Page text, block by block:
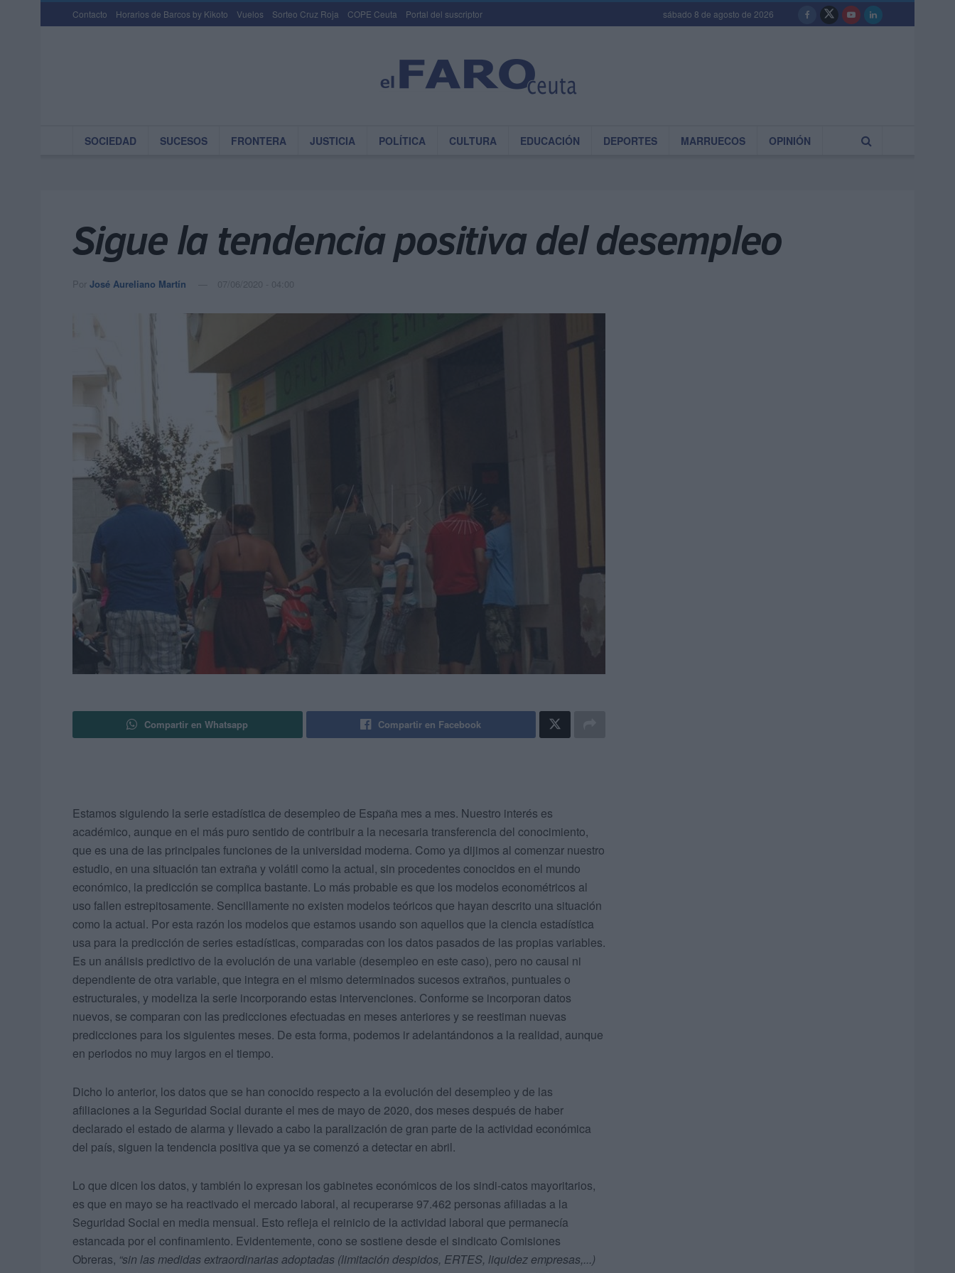
Contacto Horarios de Barcos by Kikoto Vuelos Sorteo Cruz Roja COPE Ceuta Portal del suscriptor sábado 8 de agosto de 2026
SOCIEDAD SUCESOS FRONTERA JUSTICIA POLÍTICA CULTURA EDUCACIÓN DEPORTES MARRUECOS OPINIÓN
Sigue la tendencia positiva del desempleo
Por José Aureliano Martín 07/06/2020 - 04:00
Compartir en Whatsapp Compartir en Facebook
Estamos siguiendo la serie estadística de desempleo de España mes a mes. Nuestro interés es
académico, aunque en el más puro sentido de contribuir a la necesaria transferencia del conocimiento,
que es una de las principales funciones de la universidad moderna. Como ya dijimos al comenzar nuestro
estudio, en una situación tan extraña y volátil como la actual, sin procedentes conocidos en el mundo
económico, la predicción se complica bastante. Lo más probable es que los modelos econométricos al
uso fallen estrepitosamente. Sencillamente no existen modelos teóricos que hayan descrito una situación
como la actual. Por esta razón los modelos que estamos usando son aquellos que la ciencia estadística
usa para la predicción de series estadísticas, comparadas con los datos pasados de las propias variables.
Es un análisis predictivo de la evolución de una variable (desempleo en este caso), pero no causal ni
dependiente de otra variable, que integra en el mismo determinados sucesos extraños, puntuales o
estructurales, y modeliza la serie incorporando estas intervenciones. Conforme se incorporan datos
nuevos, se comparan con las predicciones efectuadas en meses anteriores y se reestiman nuevas
predicciones para los siguientes meses. De esta forma, podemos ir adelantándonos a la realidad, aunque
en periodos no muy largos en el tiempo.
Dicho lo anterior, los datos que se han conocido respecto a la evolución del desempleo y de las
afiliaciones a la Seguridad Social durante el mes de mayo de 2020, dos meses después de haber
declarado el estado de alarma y llevado a cabo la paralización de gran parte de la actividad económica
del país, siguen la tendencia positiva que ya se comenzó a detectar en abril.
Lo que dicen los datos, y también lo expresan los gabinetes económicos de los sindi-catos mayoritarios,
es que en mayo se ha reactivado el mercado laboral, al recuperarse 97.462 personas afiliadas a la
Seguridad Social en media mensual. Esto refleja el reinicio de la actividad laboral que permanecía
estancada por el confinamiento. Evidentemente, cono se sostiene desde el sindicato Comisiones
Obreras, “sin las medidas extraordinarias adoptadas (limitación despidos, ERTES, liquidez empresas,...)